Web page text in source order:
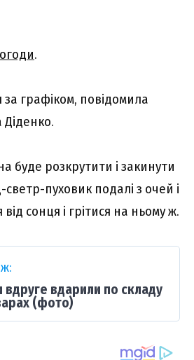
.
за графіком, повідомилa
буде розкрутити і закинути
пуховик подалі з очей і
сонця і грітися на ньому ж.
вдруге вдарили по складу
(фото)